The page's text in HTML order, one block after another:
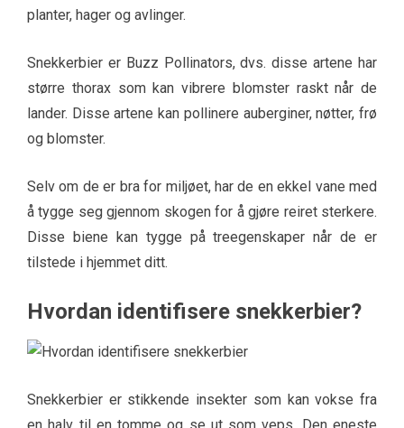
planter, hager og avlinger.
Snekkerbier er Buzz Pollinators, dvs. disse artene har
større thorax som kan vibrere blomster raskt når de
lander. Disse artene kan pollinere auberginer, nøtter, frø
og blomster.
Selv om de er bra for miljøet, har de en ekkel vane med
å tygge seg gjennom skogen for å gjøre reiret sterkere.
Disse biene kan tygge på treegenskaper når de er
tilstede i hjemmet ditt.
Hvordan identifisere snekkerbier?
Snekkerbier er stikkende insekter som kan vokse fra